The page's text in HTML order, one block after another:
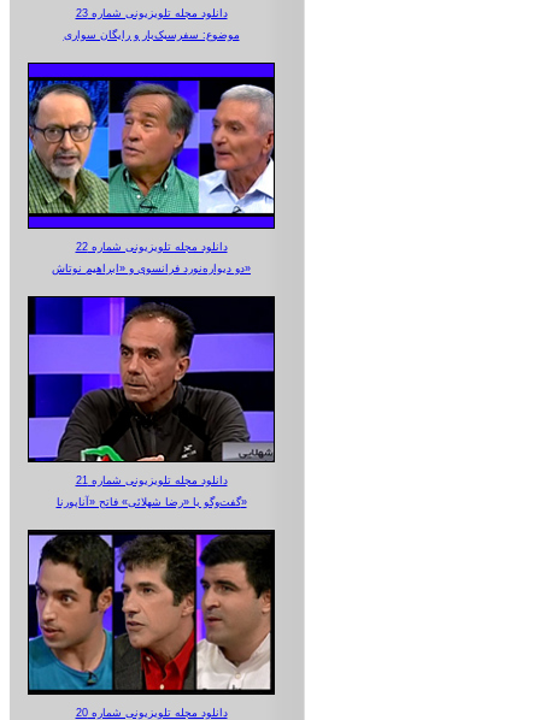
دانلود مجله تلویزیونی شماره 23
موضوع: سفرسبک‌بار و رایگان سواری
دانلود مجله تلویزیونی شماره 22
دو دیواره‌نورد فرانسوی و «ابراهیم نوتاش»
دانلود مجله تلویزیونی شماره 21
گفت‌وگو با «رضا شهلائی» فاتح «آناپورنا»
دانلود مجله تلویزیونی شماره 20